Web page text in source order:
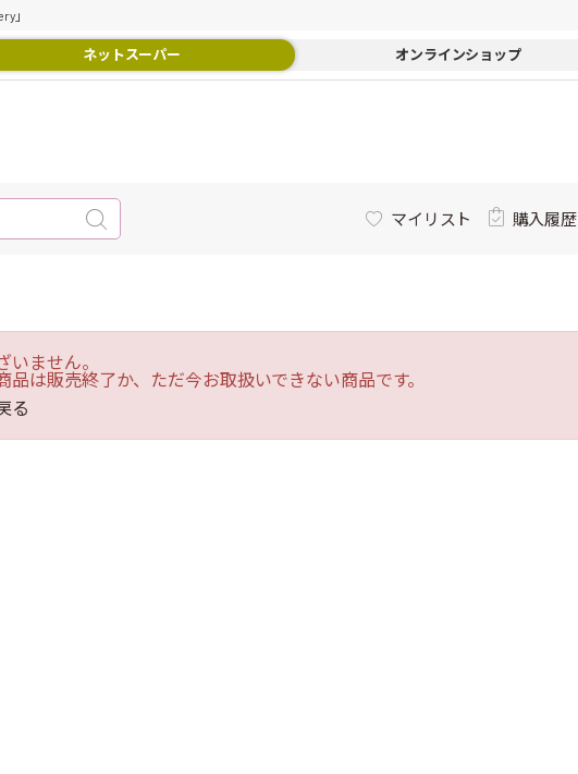
」
ネットスーパー オンラインショップ
マイリスト 購入履歴
いません。
品は販売終了か、ただ今お取扱いできない商品です。
る